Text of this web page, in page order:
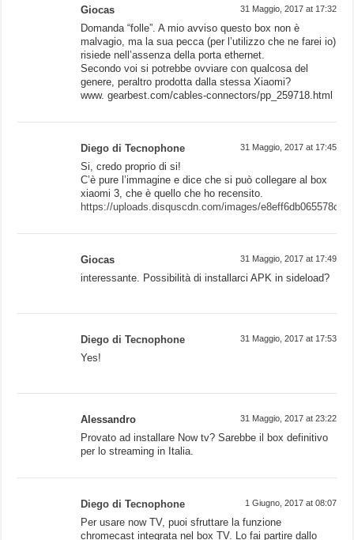
Giocas 31 Maggio, 2017 at 17:32
Domanda “folle”. A mio avviso questo box non è
malvagio, ma la sua pecca (per l’utilizzo che ne farei io)
risiede nell’assenza della porta ethernet.
Secondo voi si potrebbe ovviare con qualcosa del
genere, peraltro prodotta dalla stessa Xiaomi?
www. gearbest.com/cables-connectors/pp_259718.html
Diego di Tecnophone 31 Maggio, 2017 at 17:45
Si, credo proprio di si!
C’è pure l’immagine e dice che si può collegare al box
xiaomi 3, che è quello che ho recensito.
https://uploads.disquscdn.com/images/
Giocas 31 Maggio, 2017 at 17:49
interessante. Possibilità di installarci APK in sideload?
Diego di Tecnophone 31 Maggio, 2017 at 17:53
Yes!
Alessandro 31 Maggio, 2017 at 23:22
Provato ad installare Now tv? Sarebbe il box definitivo
per lo streaming in Italia.
Diego di Tecnophone 1 Giugno, 2017 at 08:07
Per usare now TV, puoi sfruttare la funzione
chromecast integrata nel box TV. Lo fai partire dallo